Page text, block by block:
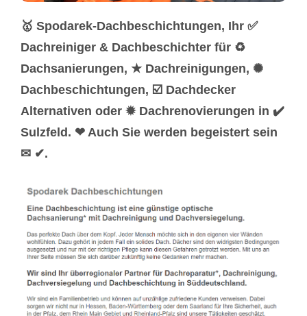
🥇 Spodarek-Dachbeschichtungen, Ihr ✅
Dachreiniger & Dachbeschichter für ♻
Dachsanierungen, ★ Dachreinigungen, ✺
Dachbeschichtungen, ☑️ Dachdecker
Alternativen oder ✹ Dachrenovierungen in ✔️
Sulzfeld. ❤ Auch Sie werden begeistert sein
✉ ✔.